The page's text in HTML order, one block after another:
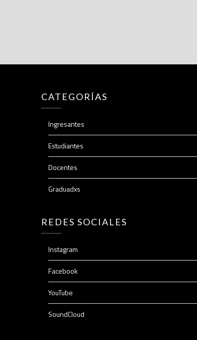
CATEGORÍAS
Ingresantes
Estudiantes
Docentes
Graduadxs
REDES SOCIALES
Instagram
Facebook
YouTube
SoundCloud